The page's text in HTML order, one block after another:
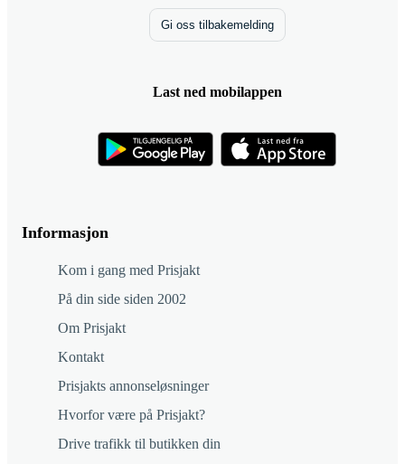
Informasjon
Kom i gang med Prisjakt
På din side siden 2002
Om Prisjakt
Kontakt
Prisjakts annonseløsninger
Hvorfor være på Prisjakt?
Drive trafikk til butikken din
Gi oss tilbakemelding
Last ned mobilappen